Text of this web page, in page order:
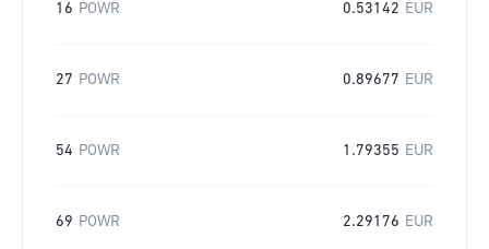
16 POWR 0.53142 EUR
27 POWR 0.89677 EUR
54 POWR 1.79355 EUR
69 POWR 2.29176 EUR